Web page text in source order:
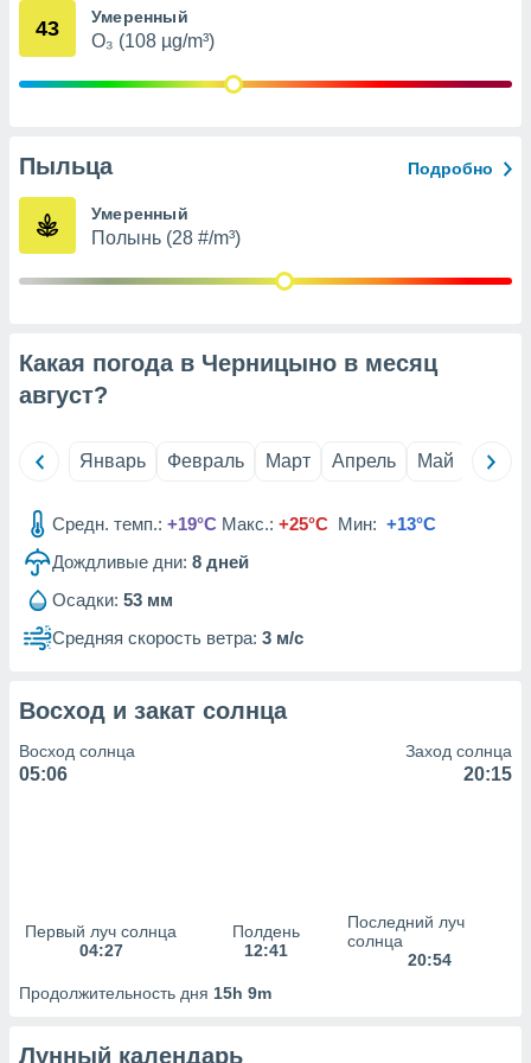
веб-
и
файлов
этого вы
согласие
» или
cookie
доступ
на
для
выбора
43 Умеренный
O₃ (108 µg/m³)
Пыльца Подробно
Умеренный
Полынь (28 #/m³)
Какая погода в Черницыно в месяц
август?
Январь Февраль Март Апрель Май Июнь
Средн. темп.: +19°C Макс.: +25°C Мин: +13°C
Дождливые дни: 8 дней
Осадки: 53 мм
Средняя скорость ветра: 3 м/с
Восход и закат солнца
Восход солнца
05:06
Заход солнца
20:15
Первый луч солнца
04:27
Полдень
12:41
Последний луч
солнца
20:54
Продолжительность дня 15h 9m
Лунный календарь